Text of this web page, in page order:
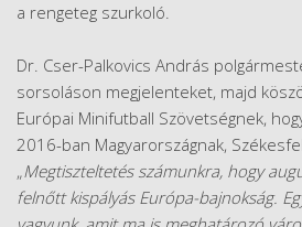
a rengeteg szurkoló.
Dr. Cser-Palkovics András
sorsoláson megjelenteket, majd
Európai Minifutball Szövetségnek,
2016-ban Magyarországnak,
„Megtiszteltetés számunkra, hogy
felnőtt kispályás Európa-bajnokság.